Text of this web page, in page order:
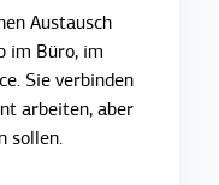
Austausch
im Büro, im
Sie verbinden
arbeiten, aber
sollen.